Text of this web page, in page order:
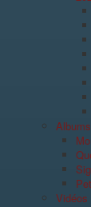
Vidéos